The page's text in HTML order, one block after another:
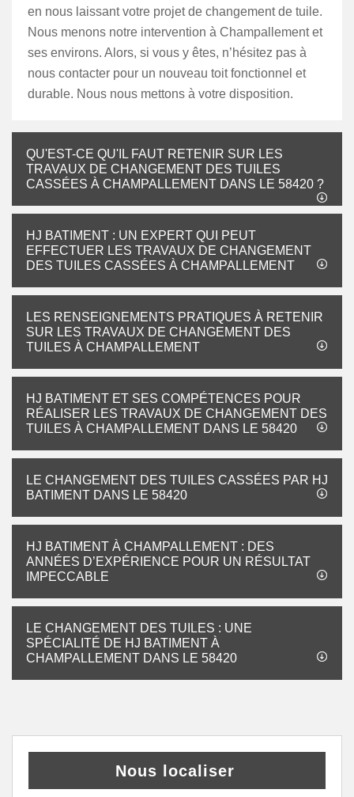
en nous laissant votre projet de changement de tuile.
Nous menons notre intervention à Champallement et
ses environs. Alors, si vous y êtes, n’hésitez pas à
nous contacter pour un nouveau toit fonctionnel et
durable. Nous nous mettons à votre disposition.
QU'EST-CE QU'IL FAUT RETENIR SUR LES
TRAVAUX DE CHANGEMENT DES TUILES
CASSÉES À CHAMPALLEMENT DANS LE 58420 ?
HJ BATIMENT : UN EXPERT QUI PEUT
EFFECTUER LES TRAVAUX DE CHANGEMENT
DES TUILES CASSÉES À CHAMPALLEMENT
LES RENSEIGNEMENTS PRATIQUES À RETENIR
SUR LES TRAVAUX DE CHANGEMENT DES
TUILES À CHAMPALLEMENT
HJ BATIMENT ET SES COMPÉTENCES POUR
RÉALISER LES TRAVAUX DE CHANGEMENT DES
TUILES À CHAMPALLEMENT DANS LE 58420
LE CHANGEMENT DES TUILES CASSÉES PAR HJ
BATIMENT DANS LE 58420
HJ BATIMENT À CHAMPALLEMENT : DES
ANNÉES D’EXPÉRIENCE POUR UN RÉSULTAT
IMPECCABLE
LE CHANGEMENT DES TUILES : UNE
SPÉCIALITÉ DE HJ BATIMENT À
CHAMPALLEMENT DANS LE 58420
Nous localiser